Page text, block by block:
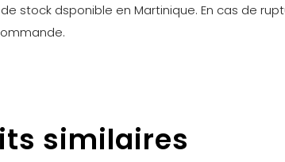
stock dsponible en Martinique. En cas de
Il n’y a pas encore d’avis.
similaires